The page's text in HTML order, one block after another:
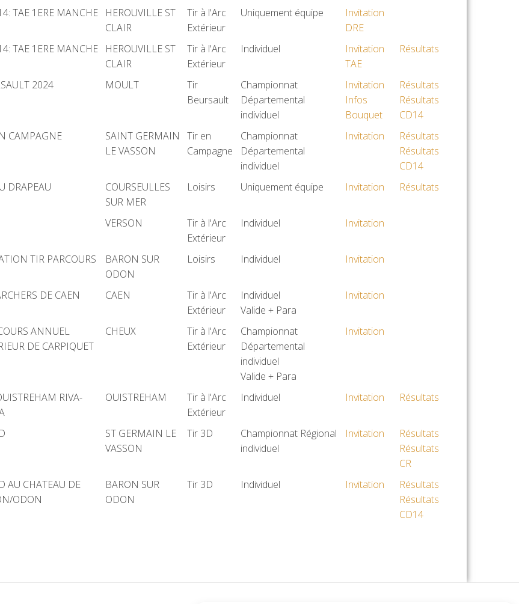
TAE 1ERE MANCHE
HEROUVILLE ST
CLAIR
Tir à l'Arc
Extérieur
Uniquement équipe
Invitation
DRE
TAE 1ERE MANCHE
HEROUVILLE ST
CLAIR
Tir à l'Arc
Extérieur
Individuel
Invitation
TAE
Résultats
2024 MOULT
Tir
Beursault
Championnat
Départemental
individuel
Invitation
Infos
Bouquet
Résultats
Résultats
CD14
CAMPAGNE
SAINT GERMAIN
LE VASSON
Tir en
Campagne
Championnat
Départemental
individuel
Invitation
Résultats
Résultats
CD14
DRAPEAU
COURSEULLES
SUR MER
Loisirs Uniquement équipe Invitation Résultats
VERSON
Tir à l'Arc
Extérieur
Individuel Invitation
TIR PARCOURS
BARON SUR
ODON
Loisirs Individuel Invitation
DE CAEN CAEN
Tir à l'Arc
Extérieur
Individuel
Valide + Para
Invitation
ANNUEL
DE CARPIQUET
CHEUX
Tir à l'Arc
Extérieur
Championnat
Départemental
individuel
Valide + Para
Invitation
RIVA-
OUISTREHAM
Tir à l'Arc
Extérieur
Individuel Invitation Résultats
ST GERMAIN LE
VASSON
Tir 3D
Championnat Régional
individuel
Invitation
Résultats
Résultats
CR
AU CHATEAU DE
ODON
BARON SUR
ODON
Tir 3D Individuel Invitation
Résultats
Résultats
CD14